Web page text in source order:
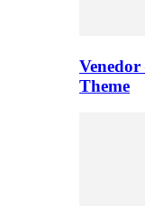
Venedor
Theme